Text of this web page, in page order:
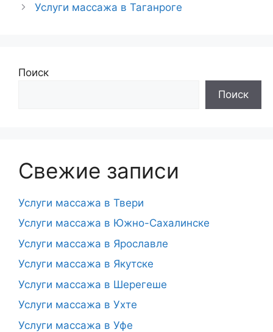
Услуги массажа в Таганроге
Поиск
Поиск
Свежие записи
Услуги массажа в Твери
Услуги массажа в Южно-Сахалинске
Услуги массажа в Ярославле
Услуги массажа в Якутске
Услуги массажа в Шерегеше
Услуги массажа в Ухте
Услуги массажа в Уфе